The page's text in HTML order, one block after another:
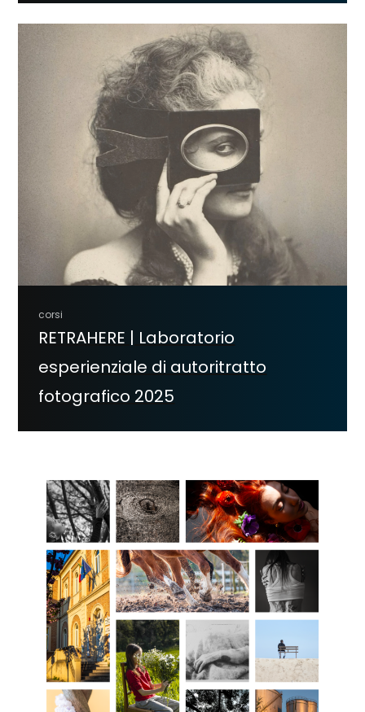
corsi
RETRAHERE | Laboratorio
esperienziale di autoritratto
fotografico 2025